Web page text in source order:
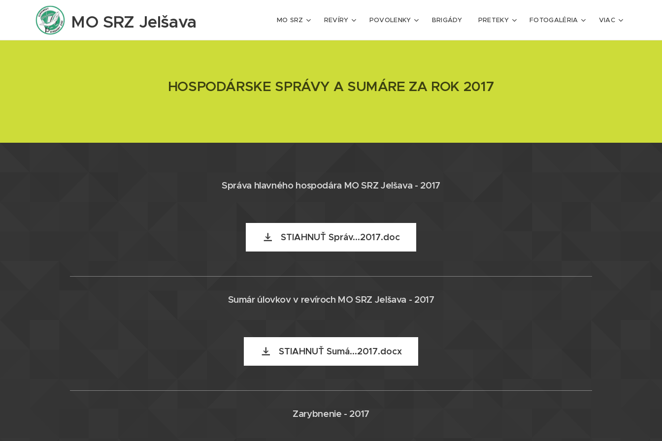
MO SRZ Jelšava MO SRZ REVÍRY POVOLENKY BRIGÁDY PRETEKY FOTOGALÉRIA VIAC
HOSPODÁRSKE SPRÁVY A SUMÁRE ZA ROK 2017
Správa hlavného hospodára MO SRZ Jelšava - 2017
STIAHNUŤ Správ...2017.doc
Sumár úlovkov v revíroch MO SRZ Jelšava - 2017
STIAHNUŤ Sumá...2017.docx
Zarybnenie - 2017